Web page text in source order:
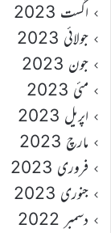
اگست 2023
جولائی 2023
جون 2023
مئی 2023
اپریل 2023
مارچ 2023
فروری 2023
جنوری 2023
دسمبر 2022